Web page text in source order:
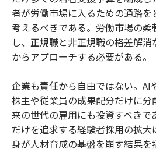
者が労働市場に入るための通路を
考えるべきである。労働市場の
し、正規職と非正規職の格差解
からアプローチする必要がある。
企業も責任から自由ではない。AI
株主や従業員の成果配分だけに
来の世代の雇用にも投資すべきで
だけを追求する経験者採用の拡大
身が人材育成の基盤を崩す結果を